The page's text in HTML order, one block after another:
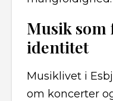
Musik som
identitet
Musiklivet i
om koncerter